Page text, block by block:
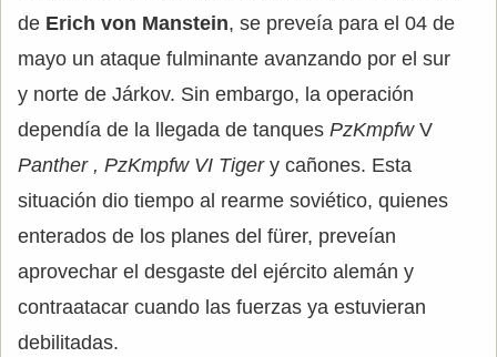
de Erich von Manstein, se preveía para el 04 de
mayo un ataque fulminante avanzando por el sur
y norte de Járkov. Sin embargo, la operación
dependía de la llegada de tanques PzKmpfw V
Panther , PzKmpfw VI Tiger y cañones. Esta
situación dio tiempo al rearme soviético, quienes
enterados de los planes del fürer, preveían
aprovechar el desgaste del ejército alemán y
contraatacar cuando las fuerzas ya estuvieran
debilitadas.